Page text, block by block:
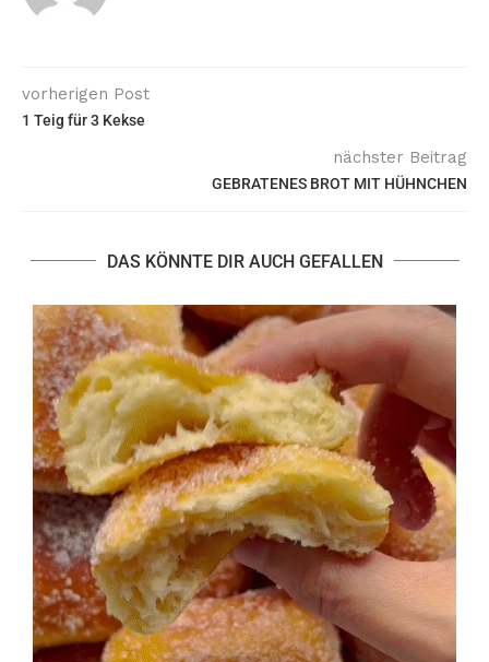
vorherigen Post
1 Teig für 3 Kekse
nächster Beitrag
GEBRATENES BROT MIT HÜHNCHEN
DAS KÖNNTE DIR AUCH GEFALLEN